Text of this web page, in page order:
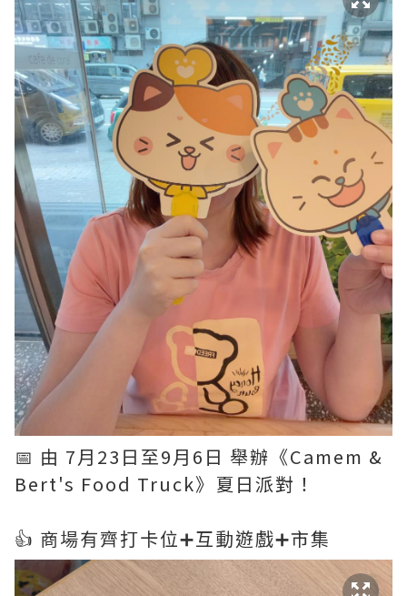
📅 由 7月23日至9月6日 舉辦《Camem &
Bert's Food Truck》夏日派對！
👍 商場有齊打卡位➕互動遊戲➕市集